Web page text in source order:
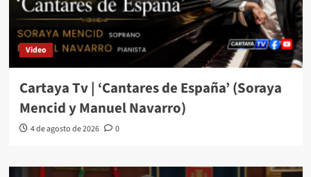
Video
Cartaya Tv | ‘Cantares de España’ (Soraya
Mencid y Manuel Navarro)
4 de agosto de 2026 0